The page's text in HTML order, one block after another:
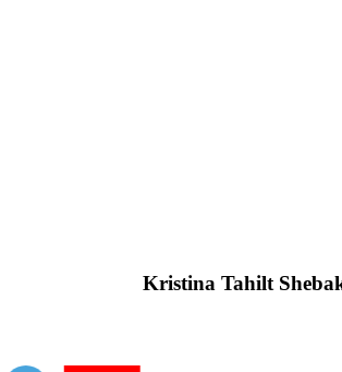
Kristina Tahilt